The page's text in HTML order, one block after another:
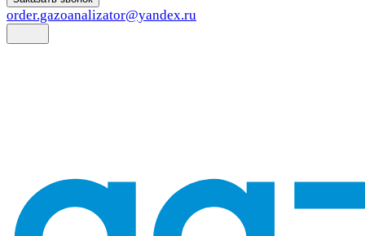
order.gazoanalizator@yandex.ru